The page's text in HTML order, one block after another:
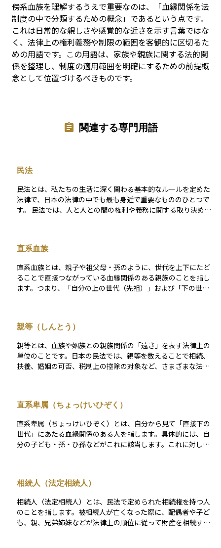
傍系血族を理解するうえで重要なのは、「血縁関係を法
制度の中で分類するための概念」であるという点です。
これは日常的な親しさや感覚的な近さを示す言葉ではな
く、法律上の権利義務や制限の範囲を客観的に区切るた
めの用語です。この用語は、家族や親族に関する法的関
係を整理し、制度の適用範囲を明確にするための前提概
念として位置づけるべきものです。
関連する専門用語
民法
民法とは、私たちの生活に深く関わる基本的なルールを定めた
法律で、日本の法律の中でも最も身近で重要なもののひとつで
す。 民法では、人と人との間の権利や義務に関する取り決めが
ます。 相続においては、誰が相続人になるのか（法定相続
人）、相続の割合（法定相続分）、遺言の有効性や内容の優先
順位など、手続きの基本がすべて民法によって規定されていま
す。 このように民法は、私たちの人生におけるさまざまな場面――
契約、家庭、財産の承継など――で基盤となるルールを示す、まさ
直系血族
直系血族とは、親子や祖父母・孫のように、世代を上下にたど
ることで直接つながっている血縁関係のある親族のことを指し
ます。つまり、「自分の上の世代（先祖）」および「下の世代
であり、相続の順位、扶養義務の有無、婚姻の可否、税制上の
控除など多くの場面で直系血族かどうかが判断基準になりま
す。資産運用や相続対策においても、直系血族への贈与や相続
には特例が設けられていることが多く、税制面でも優遇措置を
受けやすい関係です。したがって、誰が直系血族に該当するか
親等（しんとう）
親等とは、血族や姻族との親族関係の「遠さ」を表す法律上の
単位のことです。日本の民法では、親等を数えることで相続、
扶養、婚姻の可否、税制上の控除の対象など、さまざまな法律
関係に応じて数字で表します。 血族の場合、1代ごとに1親等と
して数え、姻族（結婚による親族）は婚姻関係を介して同じ親
等数でカウントされます。資産運用や相続、贈与税の場面で
は、一定の親等内にある親族に対して特例や非課税枠が認めら
れることがあり、誰が何親等にあたるのかを正確に理解するこ
直系卑属（ちょっけいひぞく）
直系卑属（ちょっけいひぞく）とは、自分から見て「直接下の
世代」にあたる血縁関係のある人を指します。具体的には、自
分の子ども・孫・ひ孫などがこれに該当します。これに対し
族（ぼうけいしんぞく）」に分類されます。したがって、甥や
姪、いとこなどは直系卑属には含まれません。 民法上は、直系
卑属の有無が相続の順位を決定する重要な要素となります。被
相続人に直系卑属がいる場合、その人たちが「相続人の第1順
位」となり、親や祖父母などの直系尊属よりも優先して相続権
相続人（法定相続人）
相続人（法定相続人）とは、民法で定められた相続権を持つ人
のことを指します。被相続人が亡くなった際に、配偶者や子ど
も、親、兄弟姉妹などが法律上の順位に従って財産を相続する